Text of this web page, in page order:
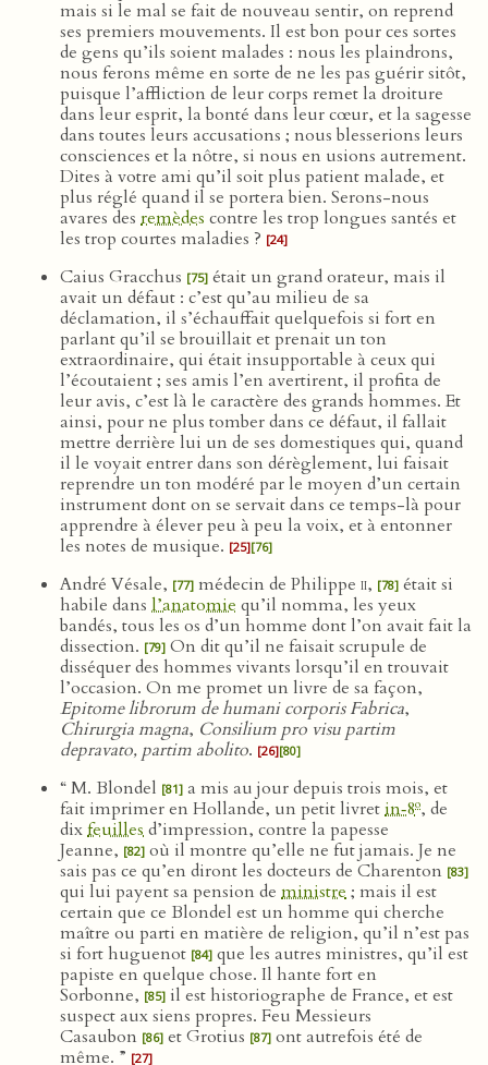
mais si le mal se fait de nouveau sentir, on reprend
ses premiers mouvements. Il est bon pour ces sortes
de gens qu’ils soient malades : nous les plaindrons,
nous ferons même en sorte de ne les pas guérir sitôt,
puisque l’affliction de leur corps remet la droiture
dans leur esprit, la bonté dans leur cœur, et la sagesse
dans toutes leurs accusations ; nous blesserions leurs
consciences et la nôtre, si nous en usions autrement.
Dites à votre ami qu’il soit plus patient malade, et
plus réglé quand il se portera bien. Serons-nous
avares des remèdes contre les trop longues santés et
les trop courtes maladies ? [24]
Caius Gracchus [75] était un grand orateur, mais il
avait un défaut : c’est qu’au milieu de sa
déclamation, il s’échauffait quelquefois si fort en
parlant qu’il se brouillait et prenait un ton
extraordinaire, qui était insupportable à ceux qui
l’écoutaient ; ses amis l’en avertirent, il profita de
leur avis, c’est là le caractère des grands hommes. Et
ainsi, pour ne plus tomber dans ce défaut, il fallait
mettre derrière lui un de ses domestiques qui, quand
il le voyait entrer dans son dérèglement, lui faisait
reprendre un ton modéré par le moyen d’un certain
instrument dont on se servait dans ce temps-là pour
apprendre à élever peu à peu la voix, et à entonner
les notes de musique. [25][76]
André Vésale, [77] médecin de Philippe ii, [78] était si
habile dans l’anatomie qu’il nomma, les yeux
bandés, tous les os d’un homme dont l’on avait fait la
dissection. [79] On dit qu’il ne faisait scrupule de
disséquer des hommes vivants lorsqu’il en trouvait
l’occasion. On me promet un livre de sa façon,
Epitome librorum de humani corporis Fabrica,
Chirurgia magna, Consilium pro visu partim
depravato, partim abolito. [26][80]
“ M. Blondel [81] a mis au jour depuis trois mois, et
fait imprimer en Hollande, un petit livretin‑8o, de
dixfeuillesd’impression, contre la papesse
Jeanne, [82] où il montre qu’elle ne fut jamais. Je ne
sais pas ce qu’en diront les docteurs de Charenton [83]
qui lui payent sa pension de ministre; mais il est
certain que ce Blondel est un homme qui cherche
maître ou parti en matière de religion, qu’il n’est pas
si fort huguenot [84] que les autres ministres, qu’il est
papiste en quelque chose. Il hante fort en
Sorbonne, [85] il est historiographe de France, et est
suspect aux siens propres. Feu Messieurs
Casaubon [86] et Grotius [87] ont autrefois été de
même. ” [27]